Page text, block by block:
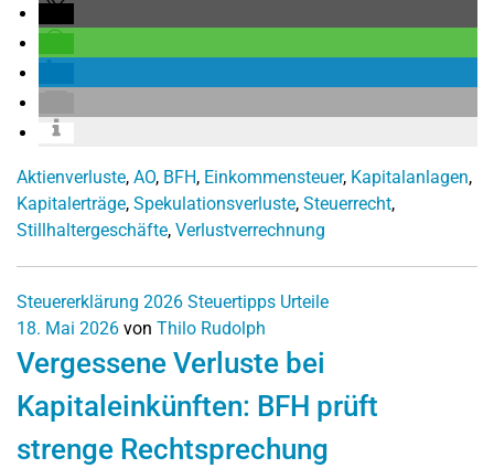
Aktienverluste, AO, BFH, Einkommensteuer, Kapitalanlagen,
Kapitalerträge, Spekulationsverluste, Steuerrecht,
Stillhaltergeschäfte, Verlustverrechnung
Steuererklärung 2026 Steuertipps Urteile
18. Mai 2026 von Thilo Rudolph
Vergessene Verluste bei
Kapitaleinkünften: BFH prüft
strenge Rechtsprechung